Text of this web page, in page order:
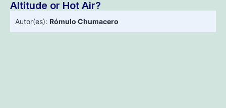
Altitude or Hot Air?
Autor(es): Rómulo Chumacero